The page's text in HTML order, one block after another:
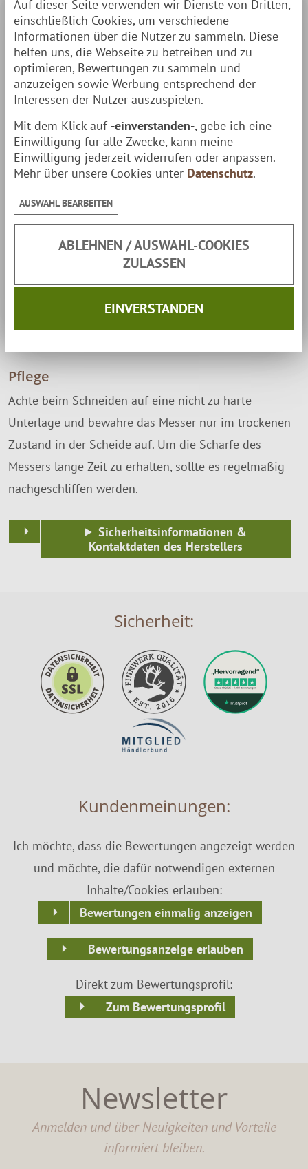
Klinge aus Carbonstahl (nicht rostfrei)
Griff aus geölter finnischer Maserbirke (Thermo)
Inkl. Scheide aus gegerbtem finnischem Leder.
Textur & Muster des Maserbirken-Holzes variieren
& machen jedes Messer zumechten Unikat
Eckdaten
Klinge: 6 cm
Griff: 9 cm
Gesamtlänge: 15 cm
Pflege
Achte beim Schneiden auf eine nicht zu harte
Unterlage und bewahre das Messer nur im trockenen
Zustand in der Scheide auf. Um die Schärfe des
Messers lange Zeit zu erhalten, sollte es regelmäßig
nachgeschliffen werden.
Sicherheitsinformationen &
Kontaktdaten des Herstellers
Sicherheit:
Kundenmeinungen:
Ich möchte, dass die Bewertungen angezeigt werden
und möchte, die dafür notwendigen externen
Inhalte/Cookies erlauben:
Bewertungen einmalig anzeigen
Bewertungsanzeige erlauben
Direkt zum Bewertungsprofil:
Zum Bewertungsprofil
Newsletter
Anmelden und über Neuigkeiten und Vorteile
informiert bleiben.
Auf dieser Seite verwenden wir Dienste von Dritten,
einschließlich Cookies, um verschiedene
Informationen über die Nutzer zu sammeln. Diese
helfen uns, die Webseite zu betreiben und zu
optimieren, Bewertungen zu sammeln und
anzuzeigen sowie Werbung entsprechend der
Interessen der Nutzer auszuspielen.
Mit dem Klick auf -einverstanden-, gebe ich eine
Einwilligung für alle Zwecke, kann meine
Einwilligung jederzeit widerrufen oder anpassen.
Mehr über unsere Cookies unter Datenschutz.
AUSWAHL BEARBEITEN
ABLEHNEN / AUSWAHL-COOKIES
ZULASSEN
EINVERSTANDEN